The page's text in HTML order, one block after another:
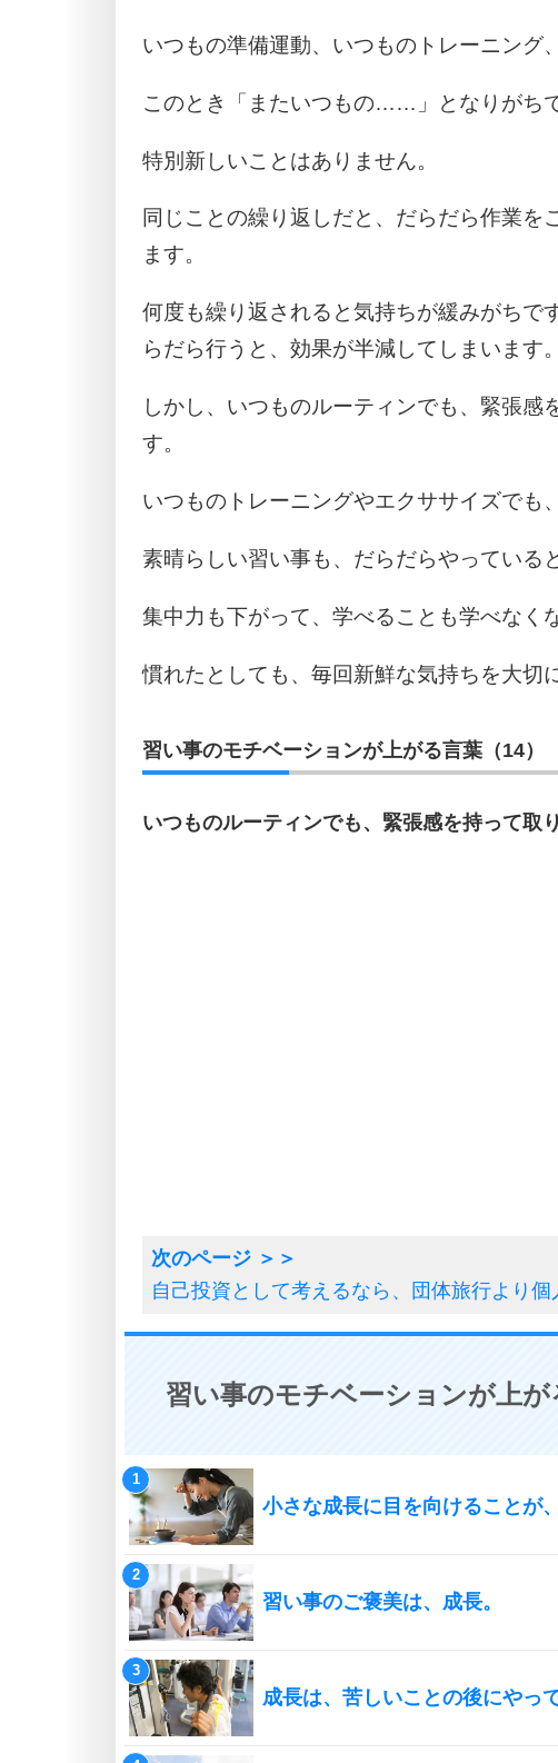
いつもの準備運動、いつものトレーニング
このとき「またいつもの……」となりがちで
特別新しいことはありません。
同じことの繰り返しだと、だらだら作業を
ます。
何度も繰り返されると気持ちが緩みがちで
らだら行うと、効果が半減してしまいます。
しかし、いつものルーティンでも、緊張感
す。
いつものトレーニングやエクササイズでも
素晴らしい習い事も、だらだらやっている
集中力も下がって、学べることも学べなく
慣れたとしても、毎回新鮮な気持ちを大切
習い事のモチベーションが上がる言葉（14）
いつものルーティンでも、緊張感を持って取り
自己投資として考えるなら、団体旅行より個
習い事のモチベーションが上が
小さな成長に目を向けることが
習い事のご褒美は、成長。
成長は、苦しいことの後にやっ